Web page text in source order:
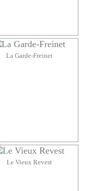
La Garde-Freinet
Le Vieux Revest